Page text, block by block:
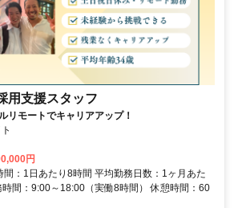
用支援スタッフ
リモートでキャリアアップ！
円
間：1日あたり8時間 平均勤務日数：1ヶ月あた
時間：9:00～18:00（実働8時間） 休憩時間：60